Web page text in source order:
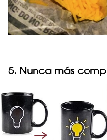
5. Nunca más